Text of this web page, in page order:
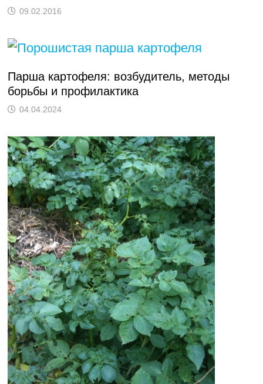
09.02.2016
Парша картофеля: возбудитель, методы
борьбы и профилактика
04.04.2024